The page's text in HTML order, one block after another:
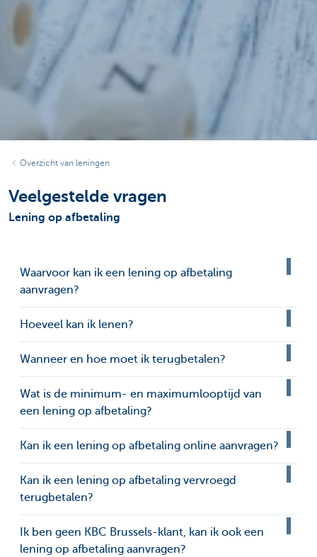
Overzicht van leningen
Veelgestelde vragen
Lening op afbetaling
Waarvoor kan ik een lening op afbetaling
aanvragen?
Hoeveel kan ik lenen?
Wanneer en hoe moet ik terugbetalen?
Wat is de minimum- en maximumlooptijd van
een lening op afbetaling?
Kan ik een lening op afbetaling online aanvragen?
Kan ik een lening op afbetaling vervroegd
terugbetalen?
Ik ben geen KBC Brussels-klant, kan ik ook een
lening op afbetaling aanvragen?